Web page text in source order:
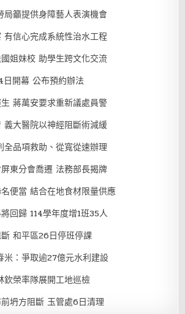
局籲提供身障藝人表演機會
信心完成系統性治水工程
姐妹校 助學生跨文化交流
開幕 公布預約辦法
蔣萬安要求重新議處員警
義大醫院以神經阻斷術減緩
全品項救助、從寬從速辦理
東分會喬遷 法務部長揭牌
便當 結合在地食材限量供應
回歸 114學年度增1班35人
和平區26日停班停課
米：爭取逾27億元水利建設
欽榮率隊展開工地巡檢
坍方阻斷 玉管處6日清理